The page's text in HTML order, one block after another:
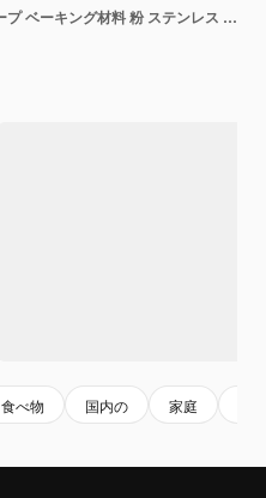
ホワイトパウダーメタルスクープ ベーキング材料 粉 ステンレス スチール 測定スプーン
食べ物 国内の 家庭